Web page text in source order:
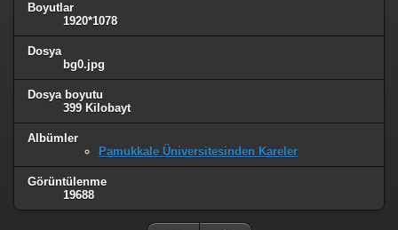
Boyutlar
1920*1078
Dosya
bg0.jpg
Dosya boyutu
399 Kilobayt
Albümler
Pamukkale Üniversitesinden Kareler
Görüntülenme
19688